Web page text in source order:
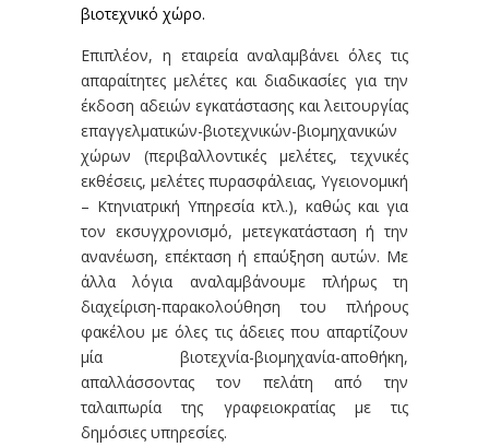
βιοτεχνικό χώρο.
Επιπλέον, η εταιρεία αναλαμβάνει όλες τις
απαραίτητες μελέτες και διαδικασίες για την
έκδοση αδειών εγκατάστασης και λειτουργίας
επαγγελματικών-βιοτεχνικών-βιομηχανικών
χώρων (περιβαλλοντικές μελέτες, τεχνικές
εκθέσεις, μελέτες πυρασφάλειας, Υγειονομική
– Κτηνιατρική Υπηρεσία κτλ.), καθώς και για
τον εκσυγχρονισμό, μετεγκατάσταση ή την
ανανέωση, επέκταση ή επαύξηση αυτών. Με
άλλα λόγια αναλαμβάνουμε πλήρως τη
διαχείριση-παρακολούθηση του πλήρους
φακέλου με όλες τις άδειες που απαρτίζουν
μία βιοτεχνία-βιομηχανία-αποθήκη,
απαλλάσσοντας τον πελάτη από την
ταλαιπωρία της γραφειοκρατίας με τις
δημόσιες υπηρεσίες.